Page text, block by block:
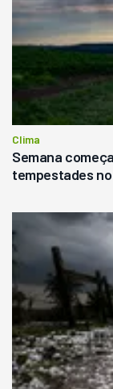
Clima
Semana
tempestades no